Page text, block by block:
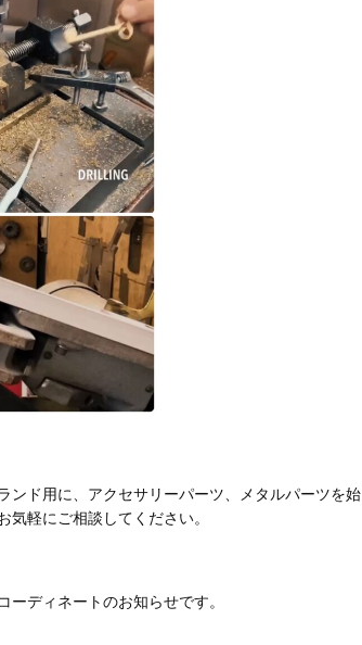
ンド用に、アクセサリーパーツ、メタルパーツを始
軽にご相談してください。
ーディネートのお知らせです。